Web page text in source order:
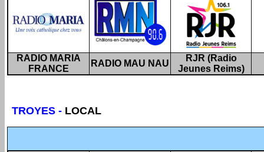
RADIO MARIA
FRANCE
RADIO MAU NAU
RJR (Radio
Jeunes Reims)
TROYES - LOCAL